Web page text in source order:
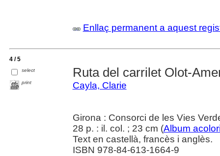
Enllaç permanent a aquest
4 / 5
select
print
Ruta del carrilet Olot-
Cayla, Clarie
Girona : Consorci de les Vies
28 p. : il. col. ; 23 cm (Album
Text en castellà, francès i anglès.
ISBN 978-84-613-1664-9